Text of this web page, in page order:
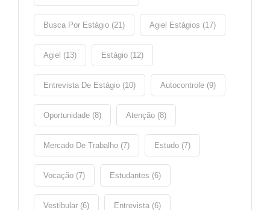
Busca Por Estágio (21) Agiel Estágios (17)
Agiel (13) Estágio (12)
Entrevista De Estágio (10) Autocontrole (9)
Oportunidade (8) Atenção (8)
Mercado De Trabalho (7) Estudo (7)
Vocação (7) Estudantes (6)
Vestibular (6) Entrevista (6)